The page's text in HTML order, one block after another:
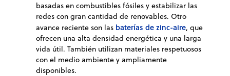
basadas en combustibles fósiles y estabilizar las
redes con gran cantidad de renovables. Otro
avance reciente son las baterías de zinc-aire, que
ofrecen una alta densidad energética y una larga
vida útil. También utilizan materiales respetuosos
con el medio ambiente y ampliamente
disponibles.